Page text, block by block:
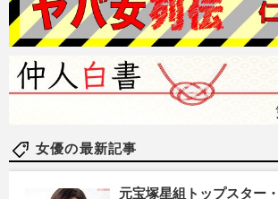
女優の最新記事
元宝塚星組トップスター